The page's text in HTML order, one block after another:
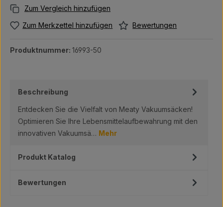
Zum Merkzettel hinzufügen Bewertungen
Produktnummer: 16993-50
Beschreibung
Entdecken Sie die Vielfalt von Meaty Vakuumsäcken!
Optimieren Sie Ihre Lebensmittelaufbewahrung mit den
innovativen Vakuumsä… Mehr
Produkt Katalog
Bewertungen